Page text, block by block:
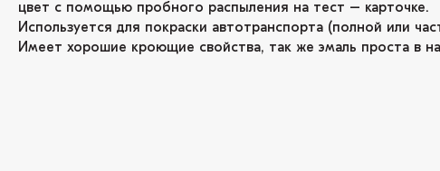
цвет с помощью пробного распыления на тест – карточке.
Используется для покраски автотранспорта (полной или
Имеет хорошие кроющие свойства, так же эмаль проста в